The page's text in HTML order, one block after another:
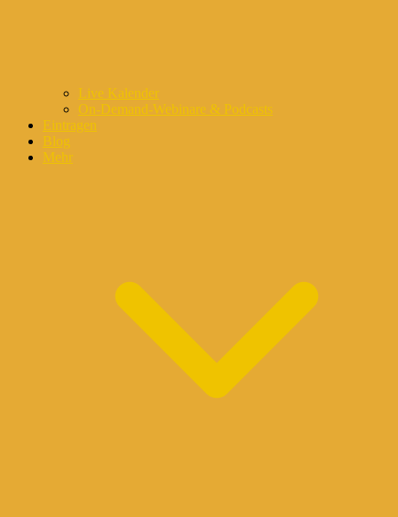
Live Kalender
On-Demand-Webinare & Podcasts
Eintragen
Blog
Mehr